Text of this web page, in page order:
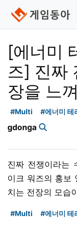
[에너미
즈] 진짜
장을 느
#Multi #에너미 테
gdonga
진짜 전쟁이라는
이크 워즈의 홍보
치는 전장의 모습
#Multi #에너미 테